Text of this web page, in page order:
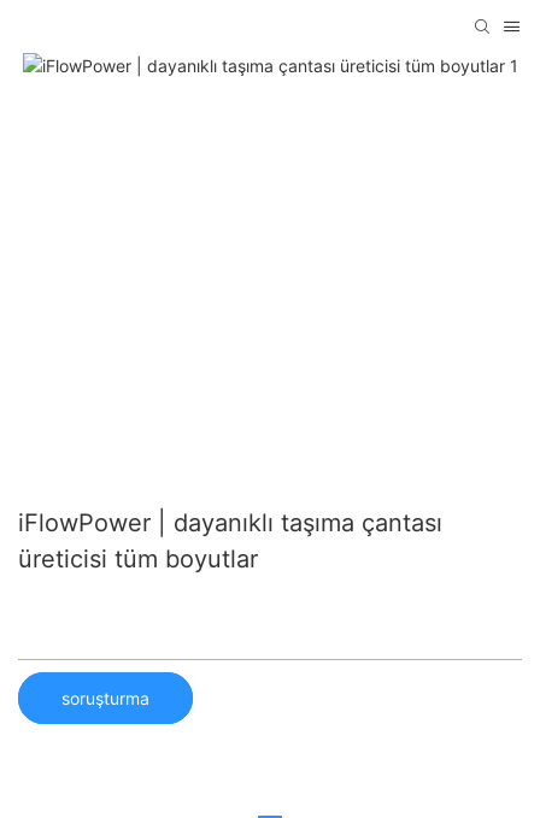
iFlowPower | dayanıklı taşıma çantası
üreticisi tüm boyutlar
soruşturma